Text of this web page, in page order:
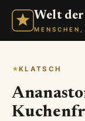
Welt
KLATSCH